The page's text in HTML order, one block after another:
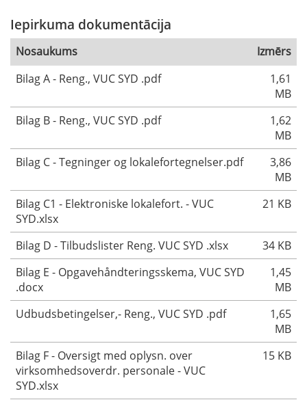
Iepirkuma dokumentācija
Nosaukums
Izmērs
Bilag A - Reng., VUC SYD .pdf
1,61
MB
Bilag B - Reng., VUC SYD .pdf
1,62
MB
Bilag C - Tegninger og lokalefortegnelser.pdf
3,86
MB
Bilag C1 - Elektroniske lokalefort. - VUC
SYD.xlsx
21 KB
Bilag D - Tilbudslister Reng. VUC SYD .xlsx
34 KB
Bilag E - Opgavehåndteringsskema, VUC SYD
.docx
1,45
MB
Udbudsbetingelser,- Reng., VUC SYD .pdf
1,65
MB
Bilag F - Oversigt med oplysn. over
virksomhedsoverdr. personale - VUC
SYD.xlsx
15 KB